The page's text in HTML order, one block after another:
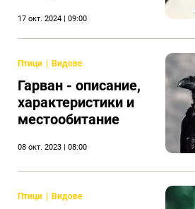
17 окт. 2024 | 09:00
Птици Видове
Гарван - описание,
характеристики и
местообитание
08 окт. 2023 | 08:00
Птици Видове